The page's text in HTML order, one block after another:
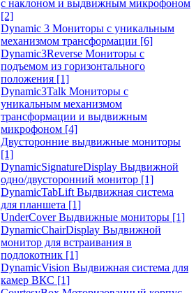
с наклоном и выдвижным микрофоном
[2]
Dynamic 3 Мониторы с уникальным
механизмом трансформации [6]
Dynamic3Reverse Мониторы с
подъемом из горизонтального
положения [1]
Dynamic3Talk Мониторы с
уникальным механизмом
трансформации и выдвижным
микрофоном [4]
Двусторонние выдвижные мониторы
[1]
DynamicSignatureDisplay Выдвижной
одно/двусторонний монитор [1]
DynamicTabLift Выдвижная система
для планшета [1]
UnderCover Выдвижные мониторы [1]
DynamicChairDisplay Выдвижной
монитор для встраивания в
подлокотник [1]
DynamicVision Выдвижная система для
камер ВКС [1]